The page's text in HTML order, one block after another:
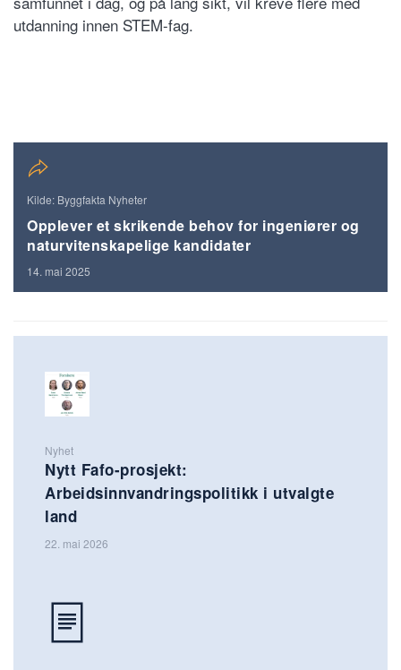
utdanning innen STEM-fag.
Kilde: Byggfakta Nyheter
Opplever et skrikende behov for ingeniører og
naturvitenskapelige kandidater
14. mai 2025
Nyhet
Nytt Fafo-prosjekt:
Arbeidsinnvandringspolitikk i utvalgte
land
22. mai 2026